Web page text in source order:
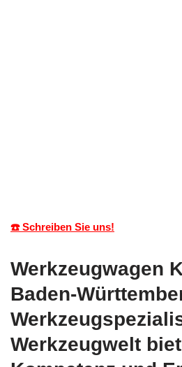
☎️ Schreiben Sie uns!
Werkzeugwagen
Baden-
Werkzeugwelt